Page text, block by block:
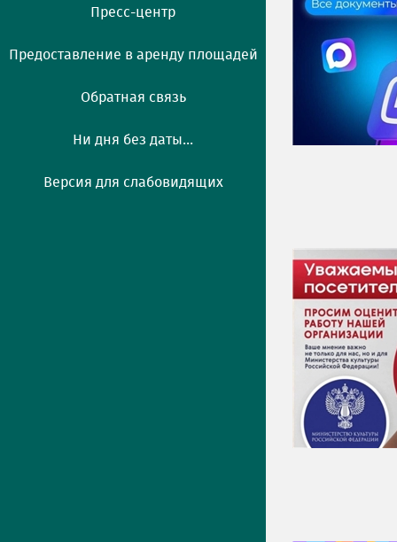
Пресс-центр
Предоставление в аренду площадей
Обратная связь
Ни дня без даты...
Версия для слабовидящих